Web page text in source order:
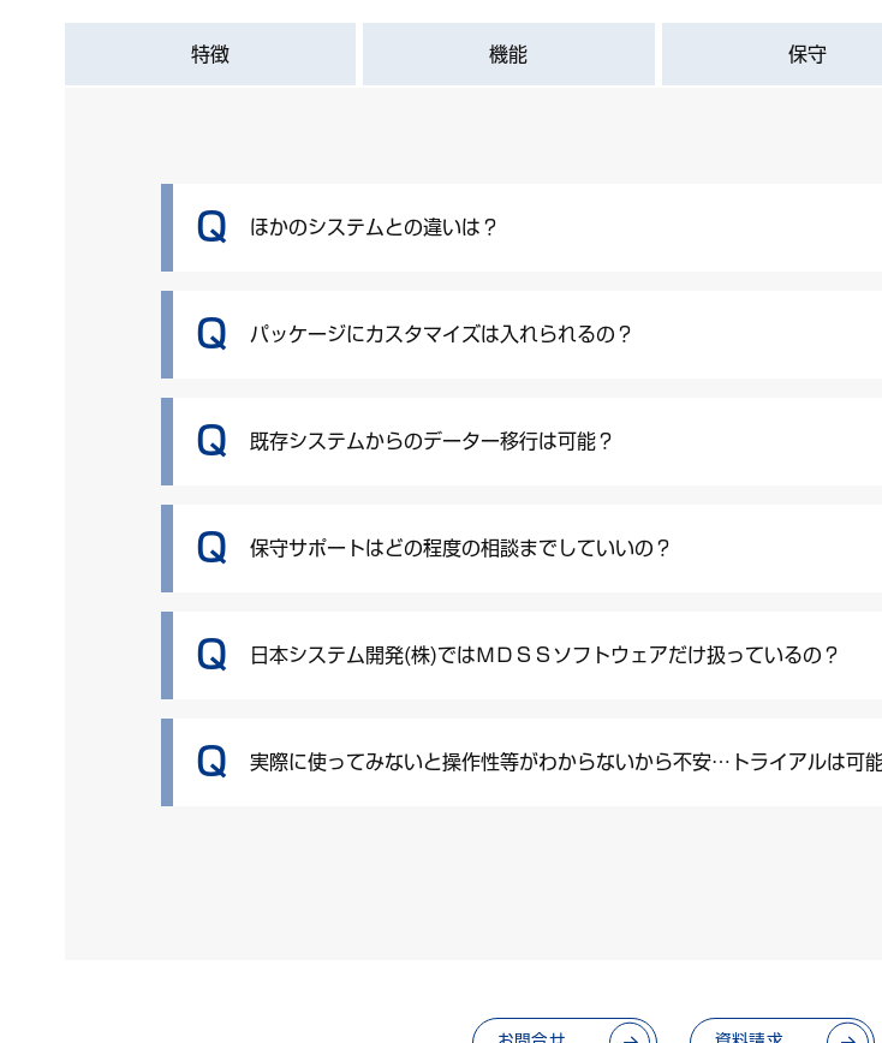
特徴 機能 保守
Q ほかのシステムとの違いは？
Q パッケージにカスタマイズは入れられるの？
Q 既存システムからのデーター移行は可能？
Q 保守サポートはどの程度の相談までしていいの？
Q 日本システム開発(株)ではＭＤＳＳソフトウェアだけ扱っているの？
Q 実際に使ってみないと操作性等がわからないから不安…トライアルは可